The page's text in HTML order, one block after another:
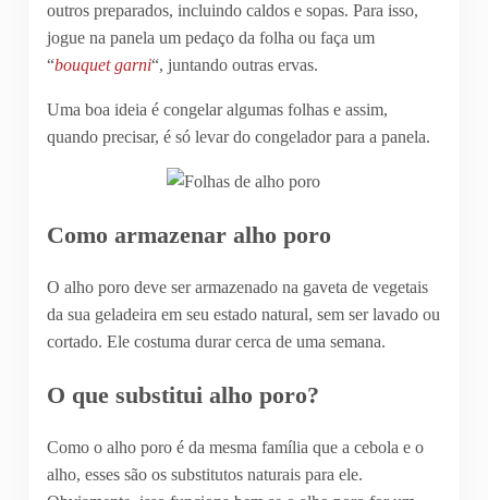
outros preparados, incluindo caldos e sopas. Para isso,
jogue na panela um pedaço da folha ou faça um
“bouquet garni“, juntando outras ervas.
Uma boa ideia é congelar algumas folhas e assim,
quando precisar, é só levar do congelador para a panela.
Como armazenar alho poro
O alho poro deve ser armazenado na gaveta de vegetais
da sua geladeira em seu estado natural, sem ser lavado ou
cortado. Ele costuma durar cerca de uma semana.
O que substitui alho poro?
Como o alho poro é da mesma família que a cebola e o
alho, esses são os substitutos naturais para ele.